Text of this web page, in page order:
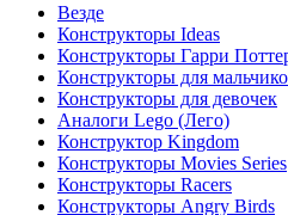
Везде
Конструкторы Ideas
Конструкторы Гарри
Конструкторы для
Конструкторы для девочек
Аналоги Lego (Лего)
Конструктор Kingdom
Конструкторы Movies Series
Конструкторы Racers
Конструкторы Angry Birds